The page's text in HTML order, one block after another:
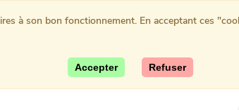
à son bon fonctionnement. En acceptant ces
Accepter Refuser